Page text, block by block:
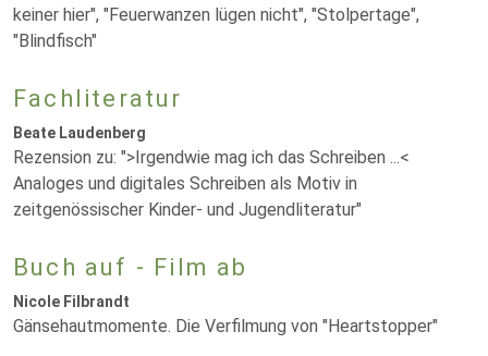
keiner hier", "Feuerwanzen lügen nicht", "Stolpertage",
"Blindfisch"
Fachliteratur
Beate Laudenberg
Rezension zu: ">Irgendwie mag ich das Schreiben ...<
Analoges und digitales Schreiben als Motiv in
zeitgenössischer Kinder- und Jugendliteratur"
Buch auf - Film ab
Nicole Filbrandt
Gänsehautmomente. Die Verfilmung von "Heartstopper"